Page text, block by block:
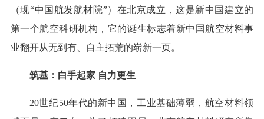
（现“中国航发航材院”）在北京成立，这是新中国建立的
第一个航空科研机构，它的诞生标志着新中国航空材料事
业翻开从无到有、自主拓荒的崭新一页。
筑基：白手起家 自力更生
20世纪50年代的新中国，工业基础薄弱，航空材料领